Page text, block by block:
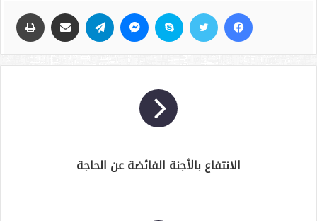
الانتفاع بالأجنة الفائضة عن الحاجة